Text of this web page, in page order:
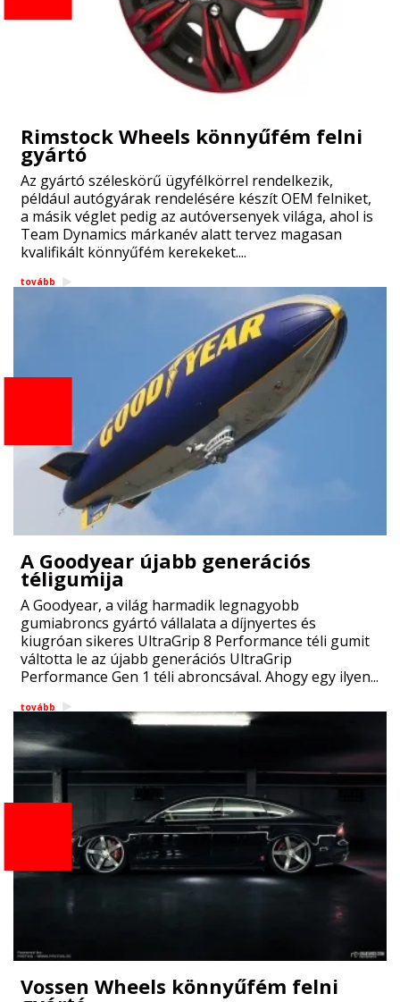
Rimstock Wheels könnyűfém felni
gyártó
Az gyártó széleskörű ügyfélkörrel rendelkezik,
például autógyárak rendelésére készít OEM felniket,
a másik véglet pedig az autóversenyek világa, ahol is
Team Dynamics márkanév alatt tervez magasan
kvalifikált könnyűfém kerekeket....
tovább
A Goodyear újabb generációs
téligumija
A Goodyear, a világ harmadik legnagyobb
gumiabroncs gyártó vállalata a díjnyertes és
kiugróan sikeres UltraGrip 8 Performance téli gumit
váltotta le az újabb generációs UltraGrip
Performance Gen 1 téli abroncsával. Ahogy egy ilyen...
tovább
Vossen Wheels könnyűfém felni